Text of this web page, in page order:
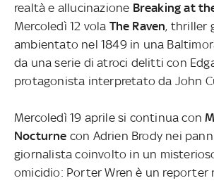
realtà e allucinazione Breaking at
Mercoledì 12 vola The Raven, thriller
ambientato nel 1849 in una
da una serie di atroci delitti con
protagonista interpretato da John
Mercoledì 19 aprile si continua con
Nocturne con Adrien Brody nei
giornalista coinvolto in un
omicidio: Porter Wren è un reporter